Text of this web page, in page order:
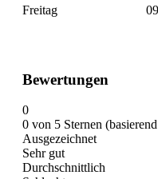
Freitag
Bewertungen
0
0 von 5 Sternen
Ausgezeichnet
Sehr gut
Durchschnittlich